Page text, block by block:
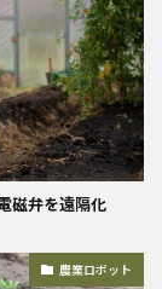
磁弁を遠隔化
農業ロボット